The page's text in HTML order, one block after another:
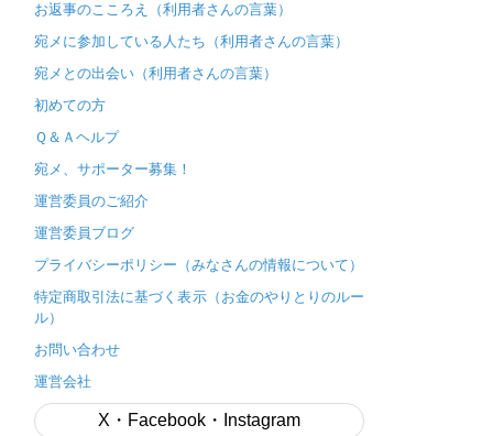
お返事のこころえ（利用者さんの言葉）
宛メに参加している人たち（利用者さんの言葉）
宛メとの出会い（利用者さんの言葉）
初めての方
Ｑ＆Ａヘルプ
宛メ、サポーター募集！
運営委員のご紹介
運営委員ブログ
プライバシーポリシー（みなさんの情報について）
特定商取引法に基づく表示（お金のやりとりのルー
ル）
お問い合わせ
運営会社
X・Facebook・Instagram